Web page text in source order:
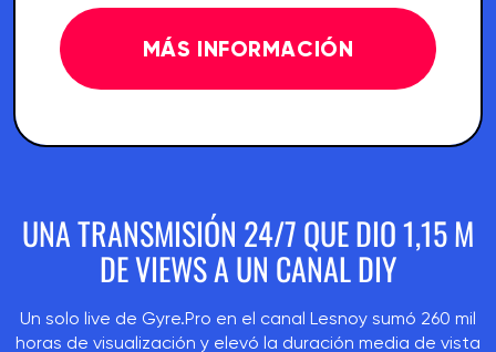
MÁS INFORMACIÓN
UNA TRANSMISIÓN 24/7 QUE DIO 1,15 M
DE VIEWS A UN CANAL DIY
Un solo live de Gyre.Pro en el canal Lesnoy sumó 260 mil
horas de visualización y elevó la duración media de vista